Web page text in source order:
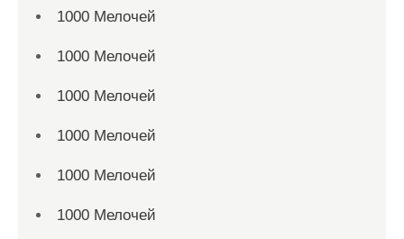
1000 Мелочей
1000 Мелочей
1000 Мелочей
1000 Мелочей
1000 Мелочей
1000 Мелочей